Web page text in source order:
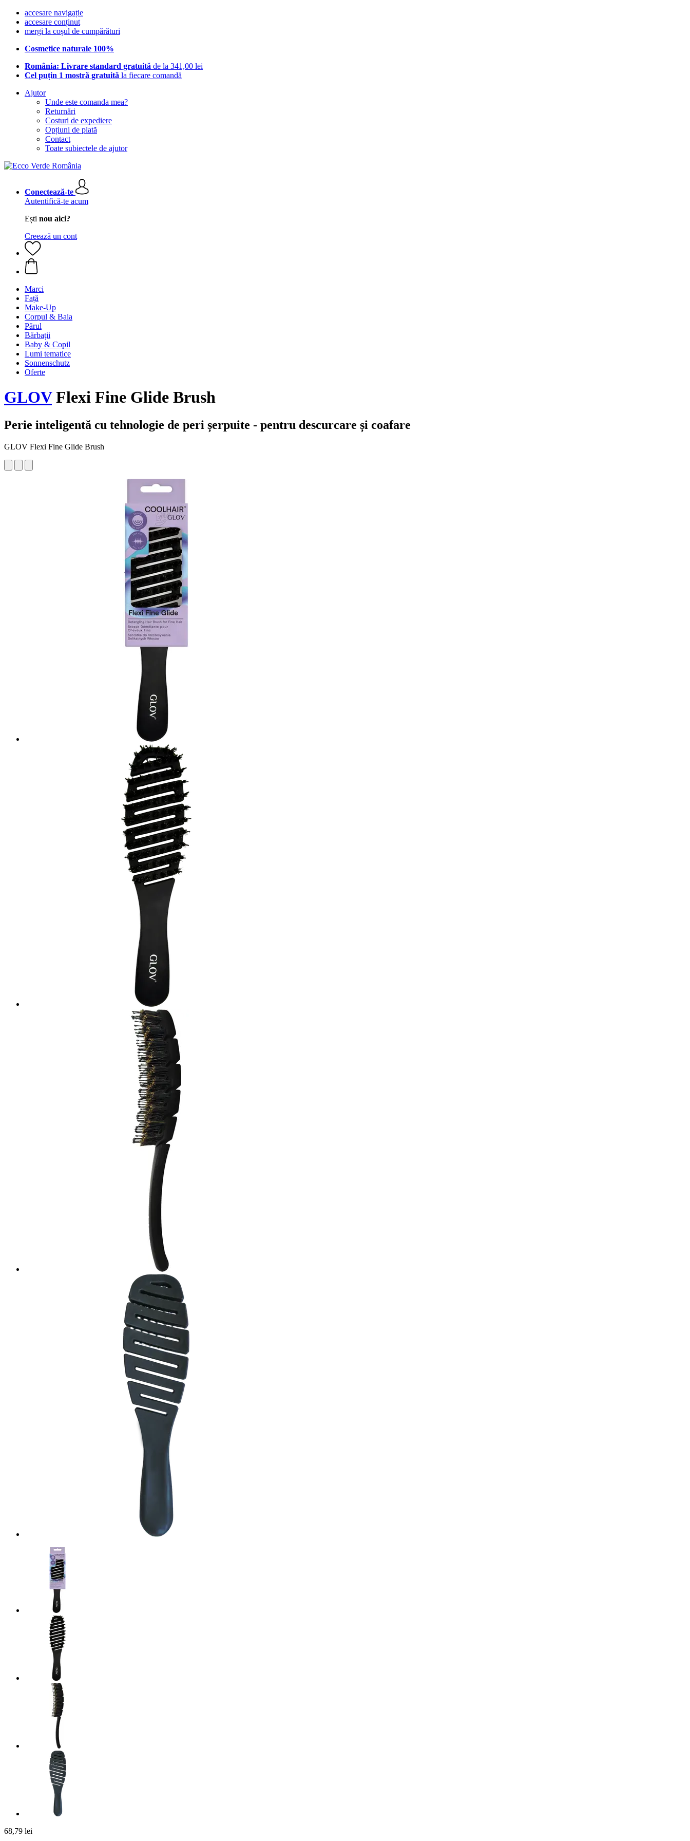
accesare navigație
accesare conținut
mergi la coșul de cumpărături
Cosmetice naturale 100%
România: Livrare standard gratuită de la 341,00 lei
Cel puțin 1 mostră gratuită la fiecare comandă
Ajutor
Unde este comanda mea?
Returnări
Costuri de expediere
Opțiuni de plată
Contact
Toate subiectele de ajutor
Conectează-te
Autentifică-te acum
Ești nou aici?
Creează un cont
Marci
Față
Make-Up
Corpul & Baia
Părul
Bărbații
Baby & Copil
Lumi tematice
Sonnenschutz
Oferte
GLOVFlexi Fine Glide Brush
Perie inteligentă cu tehnologie de peri șerpuite - pentru descurcare și coafare
GLOV Flexi Fine Glide Brush
68,79 lei